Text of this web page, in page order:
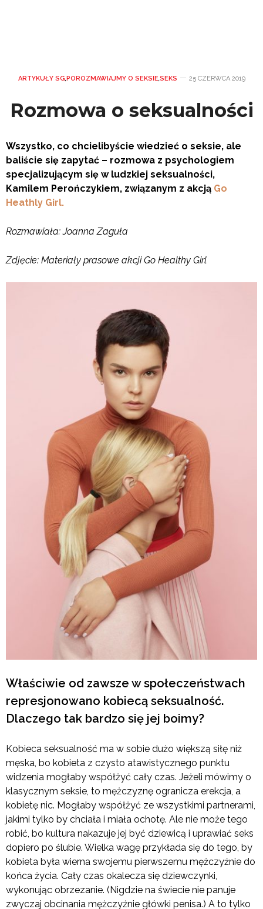
ARTYKUŁY SG,POROZMAWIAJMY O SEKSIE,SEKS 25 CZERWCA 2019
Rozmowa o seksualności
Wszystko, co chcielibyście wiedzieć o seksie, ale
baliście się zapytać – rozmowa z psychologiem
specjalizującym się w ludzkiej seksualności,
Kamilem Perończykiem, związanym z akcją Go
Heathly Girl.
Rozmawiała: Joanna Zaguła
Zdjęcie: Materiały prasowe akcji Go Healthy Girl
Właściwie od zawsze w społeczeństwach
represjonowano kobiecą seksualność.
Dlaczego tak bardzo się jej boimy?
Kobieca seksualność ma w sobie dużo większą siłę niż
męska, bo kobieta z czysto atawistycznego punktu
widzenia mogłaby współżyć cały czas. Jeżeli mówimy o
klasycznym seksie, to mężczyznę ogranicza erekcja, a
kobietę nic. Mogłaby współżyć ze wszystkimi partnerami,
jakimi tylko by chciała i miała ochotę. Ale nie może tego
robić, bo kultura nakazuje jej być dziewicą i uprawiać seks
dopiero po ślubie. Wielka wagę przykłada się do tego, by
kobieta była wierna swojemu pierwszemu mężczyźnie do
końca życia. Cały czas okalecza się dziewczynki,
wykonując obrzezanie. (Nigdzie na świecie nie panuje
zwyczaj obcinania mężczyźnie główki penisa.) A to tylko